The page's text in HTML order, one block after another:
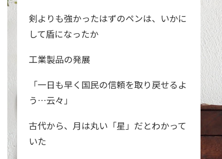
剣よりも強かったはずのペンは、いかに
して盾になったか
工業製品の発展
「一日も早く国民の信頼を取り戻せるよ
う…云々」
古代から、月は丸い「星」だとわかって
いた